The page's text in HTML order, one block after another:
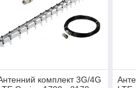
комплект 3G/4G